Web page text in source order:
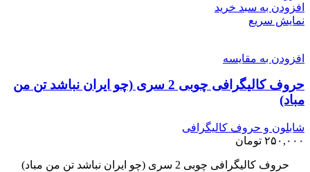
افزودن به سبد خرید
نمایش سریع
افزودن به مقایسه
حروف کالیگرافی چوبی 2 سری (چو ایران نباشد تن من
مباد)
شابلون و حروف کالیگرافی
۲۵۰,۰۰۰ تومان
حروف کالیگرافی چوبی 2 سری (چو ایران نباشد تن من مباد)